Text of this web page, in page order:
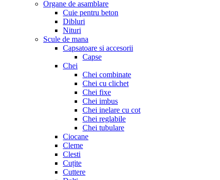
Organe de asamblare
Cuie pentru beton
Dibluri
Nituri
Scule de mana
Capsatoare si accesorii
Capse
Chei
Chei combinate
Chei cu clichet
Chei fixe
Chei imbus
Chei inelare cu cot
Chei reglabile
Chei tubulare
Ciocane
Cleme
Clesti
Cuțite
Cuttere